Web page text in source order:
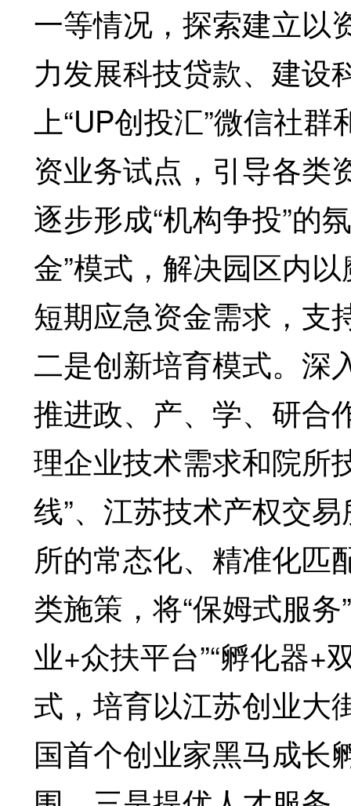
一等情况，探索建立以
力发展科技贷款、建设
上“UP创投汇”微信社
资业务试点，引导各类
逐步形成“机构争投”的
金”模式，解决园区内
短期应急资金需求，支
二是创新培育模式。深
推进政、产、学、研合
理企业技术需求和院所
线”、江苏技术产权交
所的常态化、精准化匹
类施策，将“保姆式服
业+众扶平台”“孵化器+
式，培育以江苏创业大
国首个创业家黑马成长